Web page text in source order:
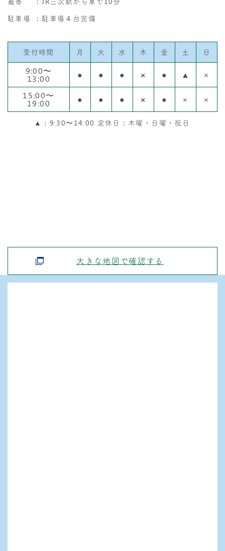
駐車場
：駐車場４台完備
受付時間 月 火 水 木 金 土 日
9:00〜
13:00 ● ● ● × ● ▲
×
15:00〜
19:00 ● ● ● × ● × ×
▲：9:30〜14:00 定休日：木曜・日曜・祝日
大きな地図で確認する